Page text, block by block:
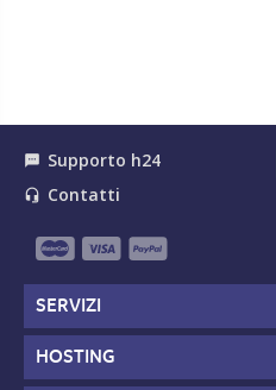
textsms Supporto h24
headset_mic Contatti
SERVIZI
HOSTING